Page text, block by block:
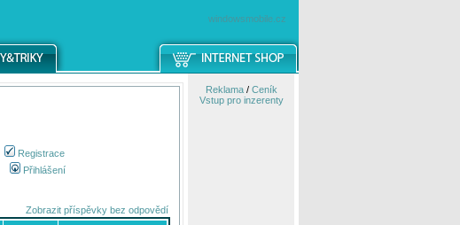
windowsmobile.cz
Registrace
Přihlášení
Zobrazit příspěvky bez odpovědí
Reklama/ Ceník
Vstup pro inzerenty